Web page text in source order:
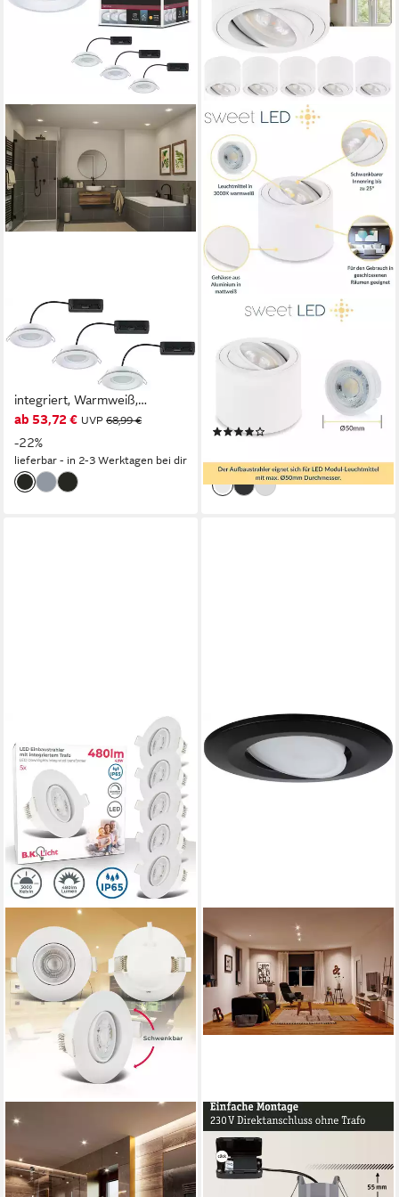
PAULMANN
LED Einbauleuchte LED
Einbauleuchte Sormus IP65
rund 100mm, LED fest
integriert, Warmweiß,
Memoryfunktion
ab 53,72 € UVP 68,99 €
-22%
lieferbar - in 2-3 Werktagen bei dir
SWEET LED
flache LED Aufbauspots -
rund & schwenkbar, 5 W,
230V, LED wechselbar,
Warmweiß, LED
Deckenstrahler
Produktdatenblatt
(1)
lieferbar - in 3-4 Werktagen bei dir
B.K.LICHT
LED Einbaustrahler 5er Set
LED Bad-Einbauleuchten
230V flach dimmbar -
PAULMANN
LED Einbauleuchte Calla
10x680lm 4000K 6W 230V
schwarz matt IP65, LED fest